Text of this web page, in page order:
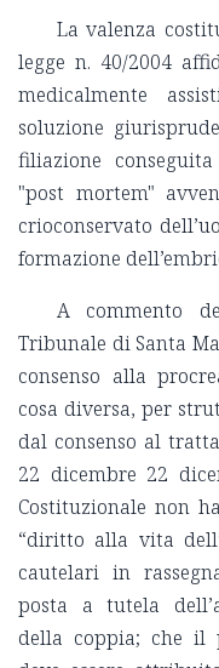
La valenza
legge n. 40/2004
medicalmente
soluzione
filiazione
"post mortem"
crioconservato
formazione
A commento
Tribunale di Santa
consenso alla
cosa diversa, per
dal consenso al
22 dicembre 22
Costituzionale non
“diritto alla vita
cautelari in
posta a tutela
della coppia; che il